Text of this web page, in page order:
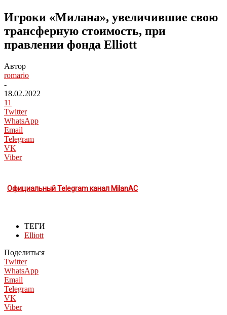
Игроки «Милана», увеличившие свою
трансферную стоимость, при
правлении фонда Elliott
Автор
romario
-
18.02.2022
11
Twitter
WhatsApp
Email
Telegram
VK
Viber
Официальный Telegram канал MilanAC
ТЕГИ
Elliott
Поделиться
Twitter
WhatsApp
Email
Telegram
VK
Viber